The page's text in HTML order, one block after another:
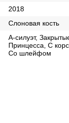
2018
Слоновая кость
А-силуэт,
Принцесса, С
Со шлейфом